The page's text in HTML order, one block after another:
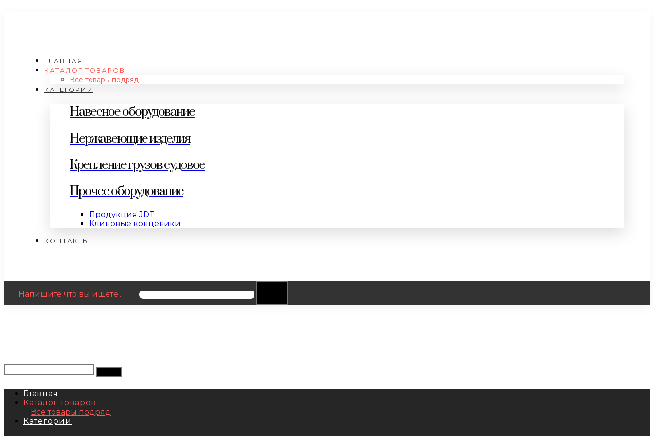
ГЛАВНАЯ
КАТАЛОГ ТОВАРОВ
Все товары подряд
КАТЕГОРИИ
Навесное оборудование
Нержавеющие изделия
Крепление грузов судовое
Прочее оборудование
Продукция JDT
Клиновые концевики
КОНТАКТЫ
Напишите что вы ищете...
Главная
Каталог товаров
Все товары подряд
Категории